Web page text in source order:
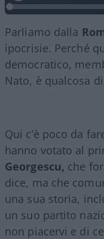
Parliamo dalla
ipocrisie. Perché
democratico,
Nato, è qualcosa
Qui c’è poco da
hanno votato al
Georgescu, che
dice, ma che
una sua storia,
un suo partito
non piacervi e di